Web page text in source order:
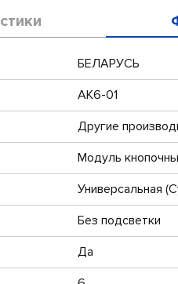
БЕЛАРУСЬ
АК6-01
Другие
Модуль
Универсальная
Без подсветки
Да